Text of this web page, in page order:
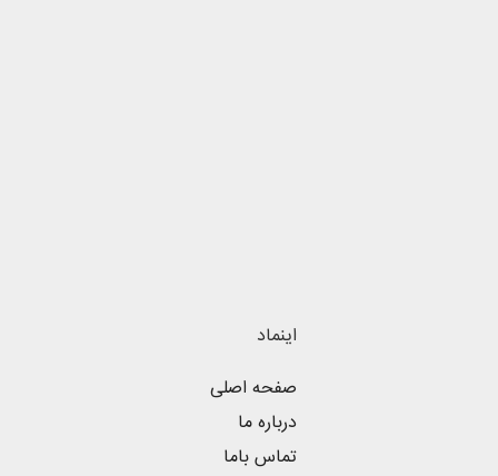
اینماد
صفحه اصلی
درباره ما
تماس باما